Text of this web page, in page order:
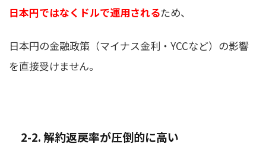
日本円ではなくドルで運用されるため、
日本円の金融政策（マイナス金利・YCCなど）の影響
を直接受けません。
2-2. 解約返戻率が圧倒的に高い